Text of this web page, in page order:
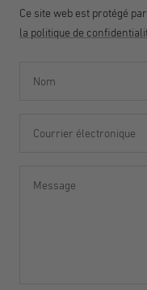
Ce site web est protégé
la politique de
Nom
Courrier électronique
Message